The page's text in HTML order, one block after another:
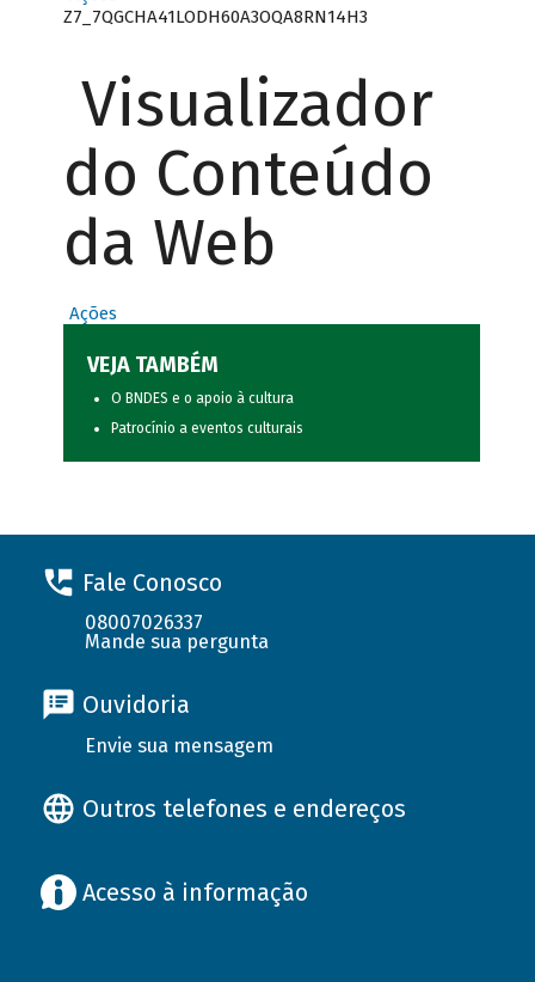
Z7_7QGCHA41LODH60A3OQA8RN14H3
Visualizador
do Conteúdo
da Web
Ações
VEJA TAMBÉM
O BNDES e o apoio à cultura
Patrocínio a eventos culturais
Fale Conosco
08007026337
Mande sua pergunta
Ouvidoria
Envie sua mensagem
Outros telefones e endereços
Acesso à informação